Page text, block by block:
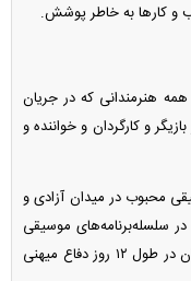
و کار‌ها به خاطر پوشش.
هنرمندانی که در جریان
اعم از بازیگر و کارگردان و خواننده و
محبوب در میدان آزادی و
سلسله‌برنامه‌های موسیقی
زنده توسط کمپین «به نام ایران» در میادین تهران در طول ۱۲ روز دفاع میهنی